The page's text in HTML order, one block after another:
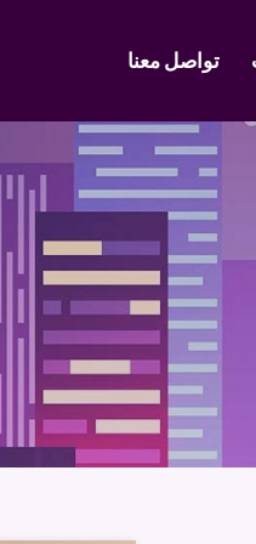
تواصل معنا